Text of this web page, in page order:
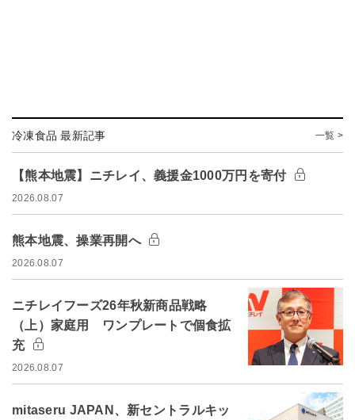
冷凍食品 最新記事 一覧 >
【熊本地震】ニチレイ、義援金1000万円を寄付
2026.08.07
熊本地震、操業再開へ
2026.08.07
ニチレイフーズ26年秋新商品戦略
（上）家庭用 ワンプレートで個食拡
充
2026.08.07
mitaseru JAPAN、新セントラルキッ